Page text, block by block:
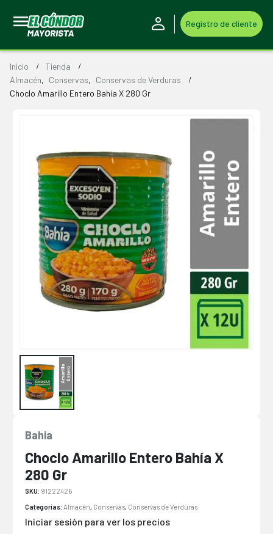
Registro de cliente
Inicio
Tienda
Almacén, Conservas, Conservas de Verduras
Choclo Amarillo Entero Bahía X 280 Gr
Bahia
Choclo Amarillo Entero Bahía X
280 Gr
SKU: 91222426
Categorías: Almacén, Conservas, Conservas de Verduras
Iniciar sesión para ver los precios